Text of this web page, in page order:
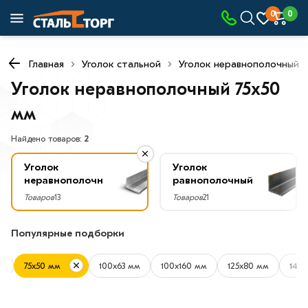
0 0
Главная Уголок стальной Уголок неравнополочный
Уголок неравнополочный 75х50
мм
Найдено товаров: 2
Уголок
неравнополочный
Товаров13
Уголок
равнополочный
Товаров21
Популярные подборки
75х50 мм 100х63 мм 100х160 мм 125х80 мм
Фильтры
×
Со
скидкой
руб.
—